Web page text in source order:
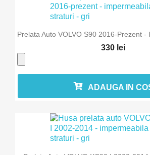
Prelata Auto VOLVO S90 2016-Prezent -
330 lei
ADAUGA IN